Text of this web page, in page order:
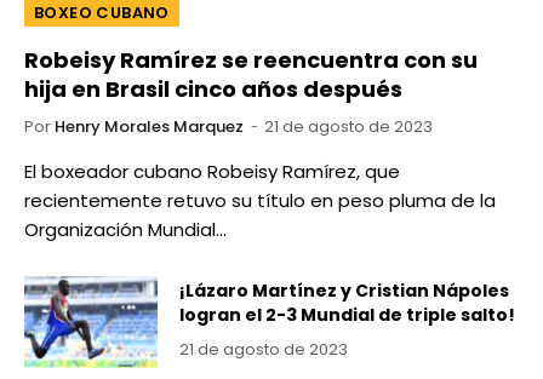
BOXEO CUBANO
Robeisy Ramírez se reencuentra con su
hija en Brasil cinco años después
Por Henry Morales Marquez 21 de agosto de 2023
El boxeador cubano Robeisy Ramírez, que
recientemente retuvo su título en peso pluma de la
Organización Mundial…
¡Lázaro Martínez y Cristian Nápoles
logran el 2-3 Mundial de triple salto!
21 de agosto de 2023